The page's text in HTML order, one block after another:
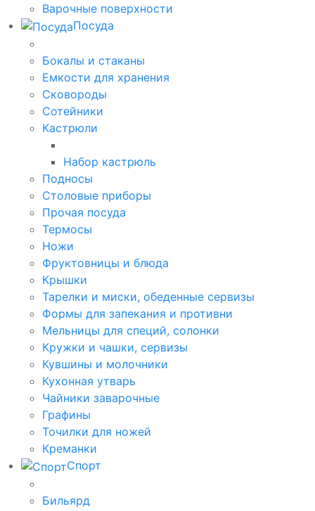
Варочные поверхности
Посуда
Бокалы и стаканы
Емкости для хранения
Сковороды
Сотейники
Кастрюли
Набор кастрюль
Подносы
Столовые приборы
Прочая посуда
Термосы
Ножи
Фруктовницы и блюда
Крышки
Тарелки и миски, обеденные сервизы
Формы для запекания и противни
Мельницы для специй, солонки
Кружки и чашки, сервизы
Кувшины и молочники
Кухонная утварь
Чайники заварочные
Графины
Точилки для ножей
Креманки
Спорт
Бильярд